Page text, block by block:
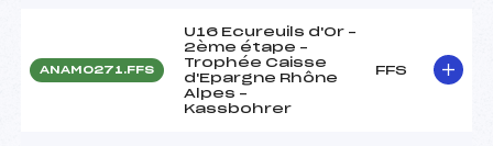
ANAM0271.FFS
U16 Ecureuils d'Or –
2ème étape –
Trophée Caisse
d'Epargne Rhône
Alpes –
Kassbohrer
FFS